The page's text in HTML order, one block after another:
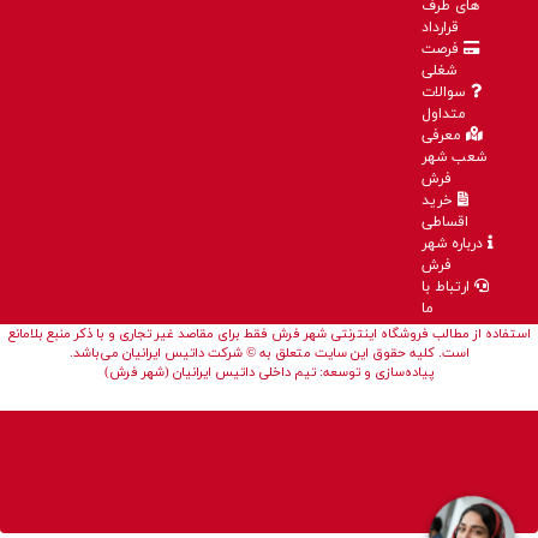
های طرف
قرارداد
فرصت
شغلی
سوالات
متداول
معرفی
شعب شهر
فرش
خرید
اقساطی
درباره شهر
فرش
ارتباط با
ما
استفاده از مطالب فروشگاه اینترنتی شهر فرش فقط برای مقاصد غیر تجاری و با ذکر منبع بلامانع
است. کلیه حقوق این سایت متعلق به © شرکت داتیس ایرانیان می‌باشد.
پیاده‌سازی و توسعه: تیم داخلی داتیس ایرانیان (شهر فرش)